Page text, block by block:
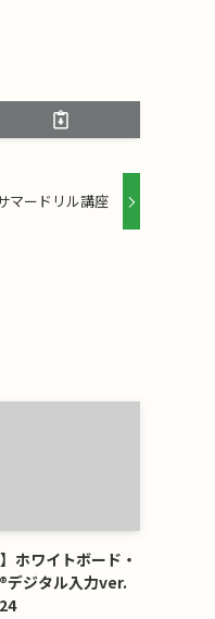
マードリル講座
ホワイトボード・
デジタル入力ver.